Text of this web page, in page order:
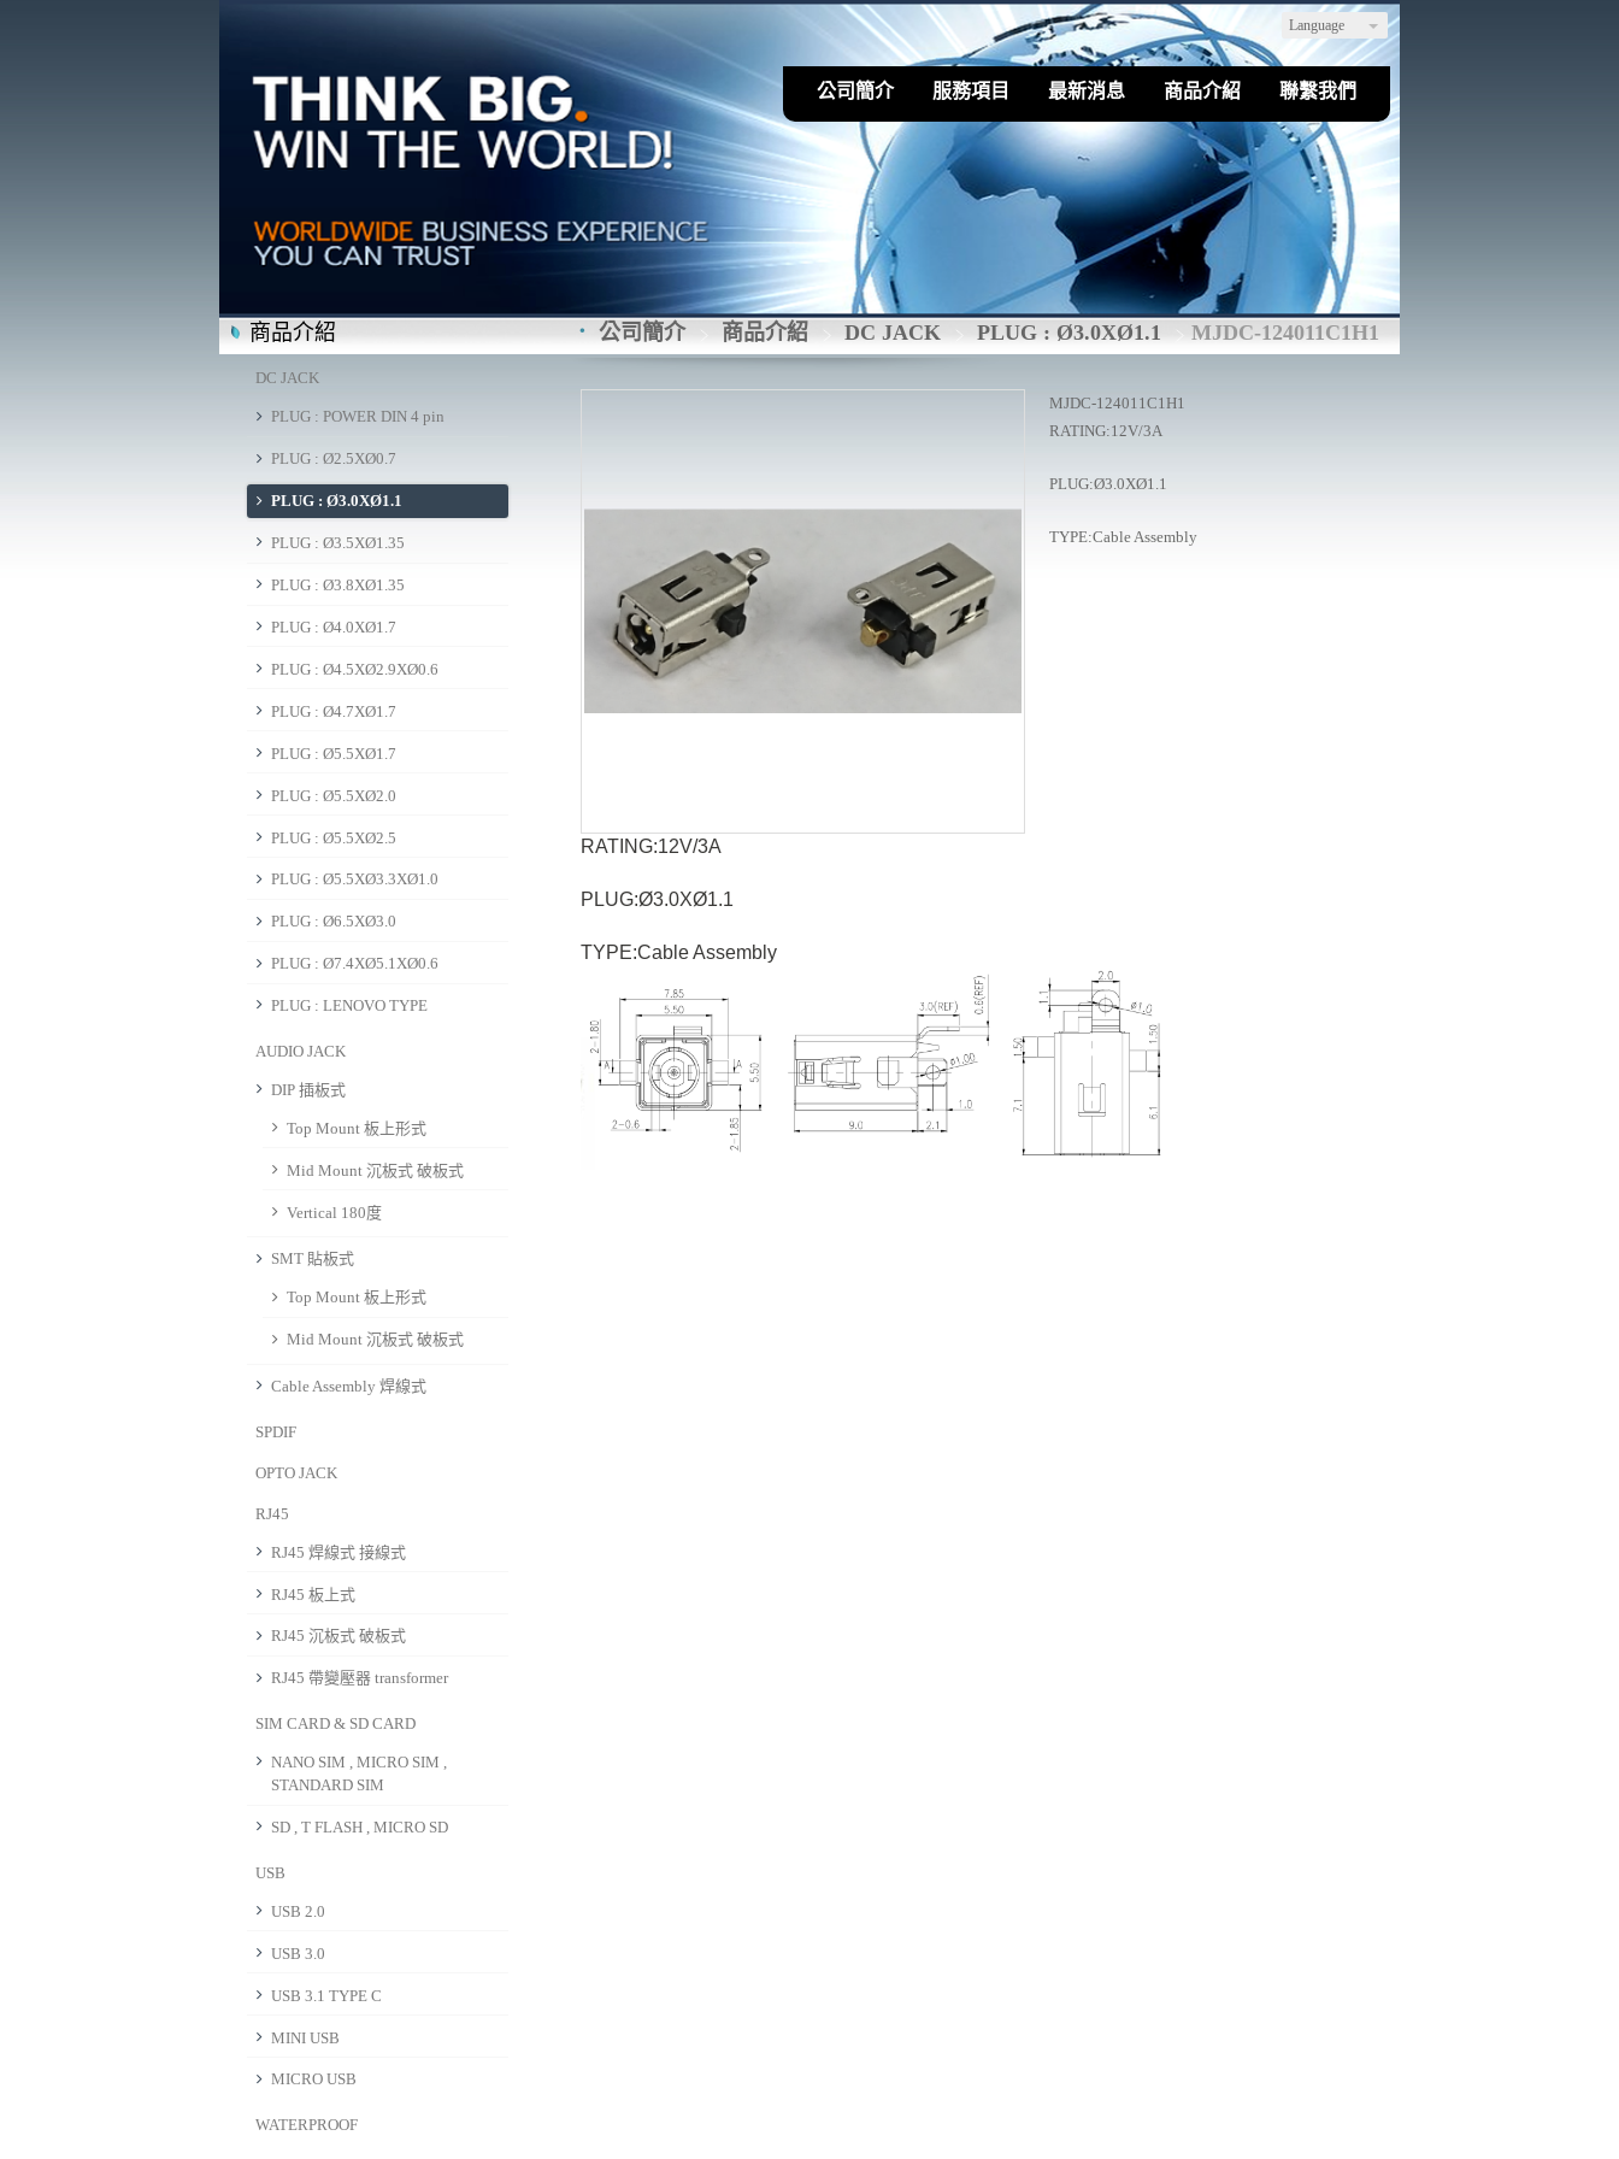
Language
公司簡介 服務項目 最新消息 商品介紹 聯繫我們
商品介紹
DC JACK
PLUG : POWER DIN 4 pin
PLUG : Ø2.5XØ0.7
PLUG : Ø3.0XØ1.1
PLUG : Ø3.5XØ1.35
PLUG : Ø3.8XØ1.35
PLUG : Ø4.0XØ1.7
PLUG : Ø4.5XØ2.9XØ0.6
PLUG : Ø4.7XØ1.7
PLUG : Ø5.5XØ1.7
PLUG : Ø5.5XØ2.0
PLUG : Ø5.5XØ2.5
PLUG : Ø5.5XØ3.3XØ1.0
PLUG : Ø6.5XØ3.0
PLUG : Ø7.4XØ5.1XØ0.6
PLUG : LENOVO TYPE
AUDIO JACK
DIP 插板式
Top Mount 板上形式
Mid Mount 沉板式 破板式
Vertical 180度
SMT 貼板式
Top Mount 板上形式
Mid Mount 沉板式 破板式
Cable Assembly 焊線式
SPDIF
OPTO JACK
RJ45
RJ45 焊線式 接線式
RJ45 板上式
RJ45 沉板式 破板式
RJ45 帶變壓器 transformer
SIM CARD & SD CARD
NANO SIM , MICRO SIM ,
STANDARD SIM
SD , T FLASH , MICRO SD
USB
USB 2.0
USB 3.0
USB 3.1 TYPE C
MINI USB
MICRO USB
WATERPROOF
公司簡介 商品介紹 DC JACK PLUG : Ø3.0XØ1.1 MJDC-124011C1H1
MJDC-124011C1H1
RATING:12V/3A
PLUG:Ø3.0XØ1.1
TYPE:Cable Assembly
RATING:12V/3A
PLUG:Ø3.0XØ1.1
TYPE:Cable Assembly